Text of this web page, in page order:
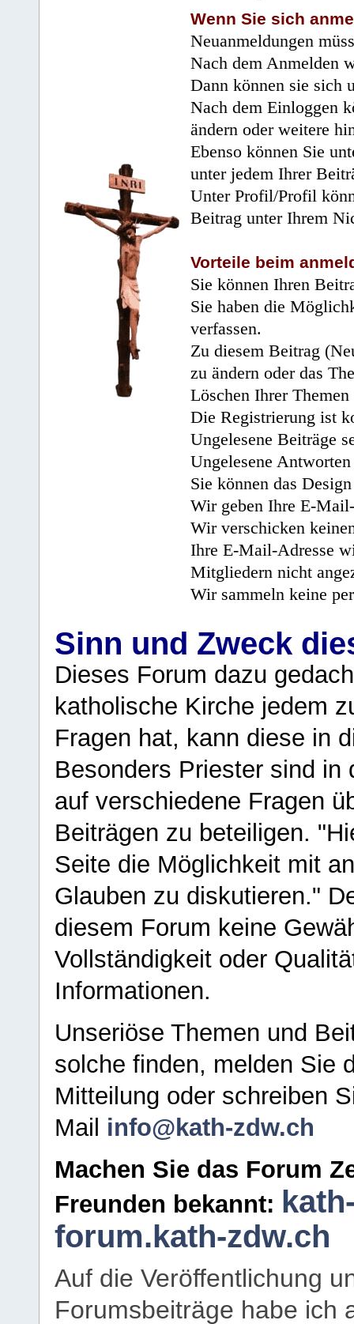
Wenn Sie sich
Neuanmeldungen
Nach dem Anmelden
Dann können sie sich
Nach dem Einloggen
ändern oder weitere
Ebenso können Sie
unter jedem Ihrer
Unter Profil/Profil
Beitrag unter Ihrem
Vorteile beim
Sie können Ihren
Sie haben die
verfassen.
Zu diesem Beitrag
zu ändern oder das
Löschen Ihrer
Die Registrierung ist
Ungelesene Beiträge
Ungelesene
Sie können das
Wir geben Ihre E-
Wir verschicken
Ihre E-Mail-Adresse
Mitgliedern nicht
Wir sammeln keine
Sinn und Zweck
Dieses Forum dazu
katholische Kirche jedem
Fragen hat, kann diese in
Besonders Priester sind in
auf verschiedene Fragen
Beiträgen zu beteiligen.
Seite die Möglichkeit mit
Glauben zu diskutieren."
diesem Forum keine
Vollständigkeit oder
Informationen.
Unseriöse Themen und
solche finden, melden Sie
Mitteilung oder schreiben
Mail info@kath-zdw.ch
Machen Sie das Forum
Freunden bekannt:
forum.kath-zdw.ch
Auf die Veröffentlichung
Forumsbeiträge habe ich